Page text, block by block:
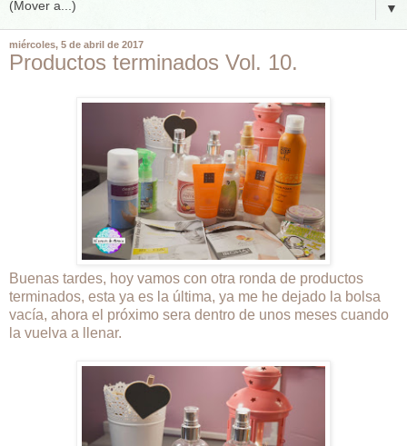
▼
miércoles, 5 de abril de 2017
Productos terminados Vol. 10.
Buenas tardes, hoy vamos con otra ronda de productos
terminados, esta ya es la última, ya me he dejado la bolsa
vacía, ahora el próximo sera dentro de unos meses cuando
la vuelva a llenar.